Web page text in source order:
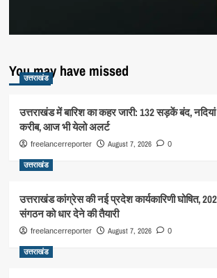
You may have missed
उत्तराखंड
उत्तराखंड में बारिश का कहर जारी: 132 सड़कें बंद,
करीब, आज भी येलो अलर्ट
freelancerreporter August 7, 2026 0
उत्तराखंड
उत्तराखंड कांग्रेस की नई प्रदेश कार्यकारिणी घोषित,
संगठन को धार देने की तैयारी
freelancerreporter August 7, 2026 0
उत्तराखंड